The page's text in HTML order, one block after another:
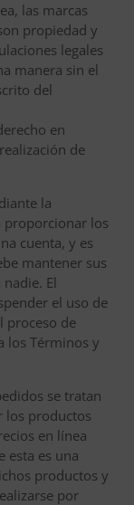
las marcas
propiedad y
legales
manera sin el
del
en
de
la
proporcionar los
cuenta, y es
mantener sus
El
el uso de
proceso de
los Términos y
se tratan
los productos
en línea
esta es una
productos y
por